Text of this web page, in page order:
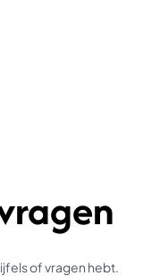
of vragen hebt.